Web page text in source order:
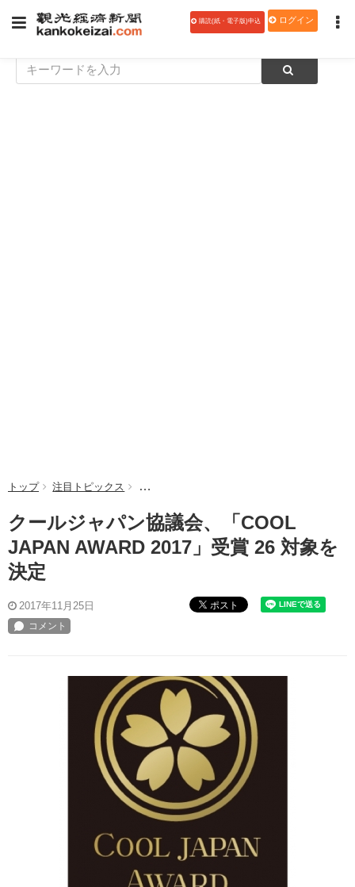
購読(紙・電子版)申込 ログイン
トップ 注目トピックス クールジャパン協議会、「COOL JAPAN
クールジャパン協議会、「COOL
JAPAN AWARD 2017」受賞 26 対象を
決定
2017年11月25日 ポスト